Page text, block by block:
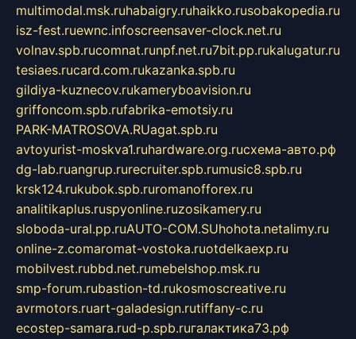
multimodal.msk.ruhabaigry.ruhaikko.rusobakopedia.ru
isz-fest.ruewnc.infoscreensaver-clock.net.ru
volnav.spb.rucomnat.runpf.net.ru7bit.pp.rukalugatur.ru
tesiaes.rucard.com.rukazanka.spb.ru
gildiya-kuznecov.rukameryboavision.ru
griffoncom.spb.rufabrika-emotsiy.ru
PARK-MATROSOVA.RUagat.spb.ru
avtoyurist-moskva1.ruhardware.org.ruсхема-авто.рф
dg-lab.ruangrup.rurecruiter.spb.rumusic8.spb.ru
krsk124.rukubok.spb.ruromanofforex.ru
analitikaplus.ruspyonline.ruzosikamery.ru
sloboda-ural.pp.ruAUTO-COM.SUhohota.netalimy.ru
online-z.comaromat-vostoka.ruotdelkaexp.ru
mobilvest.rubbd.net.rumebelshop.msk.ru
smp-forum.rubastion-td.rukosmoscreative.ru
avrmotors.ruart-galadesign.rutiffany-c.ru
ecostep-samara.rud-p.spb.ruгалактика73.рф